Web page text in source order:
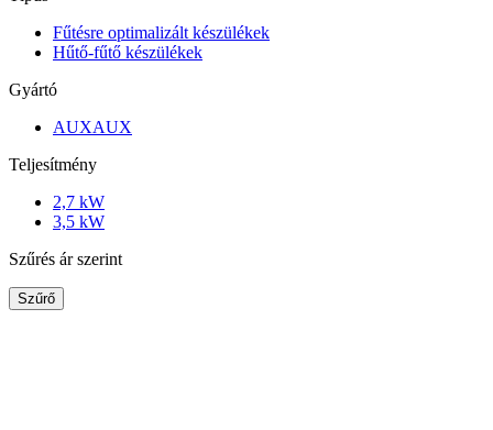
Fűtésre optimalizált készülékek
Hűtő-fűtő készülékek
Gyártó
AUXAUX
Teljesítmény
2,7 kW
3,5 kW
Szűrés ár szerint
Szűrő